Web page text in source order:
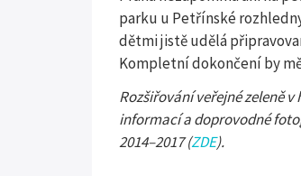
parku u Petřínské
dětmi jistě udělá
Kompletní dokončení by
Rozšiřování veřejné zeleně
informací a doprovodné
2014–2017 (ZDE).